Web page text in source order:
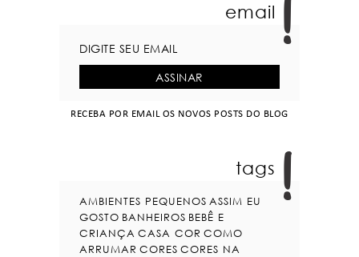
email
RECEBA POR EMAIL OS NOVOS POSTS DO BLOG
tags
AMBIENTES PEQUENOS ASSIM EU
GOSTO BANHEIROS BEBÊ E
CRIANÇA CASA COR COMO
ARRUMAR CORES CORES NA